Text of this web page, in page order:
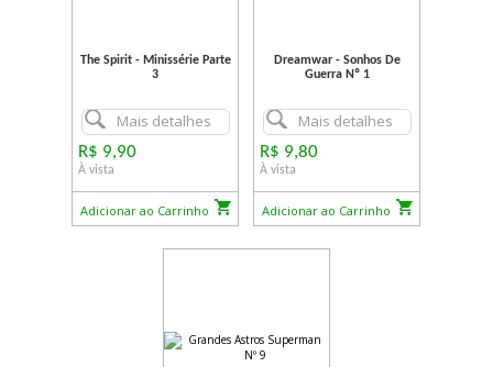
The Spirit - Minissérie Parte
3
Mais detalhes
R$ 9,90
À vista
Adicionar ao Carrinho
Dreamwar - Sonhos De
Guerra Nº 1
Mais detalhes
R$ 9,80
À vista
Adicionar ao Carrinho